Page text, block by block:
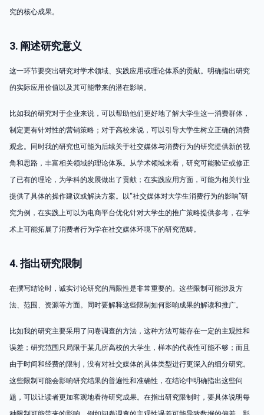
究的核心成果。
3. 阐述研究意义
这一环节要突出研究对学术领域、实践应用或理论体系的贡献。明确指出研究
的实际应用价值以及其可能带来的潜在影响。
比如我的研究对于企业来说，可以帮助他们更好地了解大学生这一消费群体，
制定更有针对性的营销策略；对于高校来说，可以引导大学生树立正确的消费
观念。同时我的研究也可能为后续关于社交媒体与消费行为的研究提供新的视
角和思路，丰富相关领域的理论体系。从学术领域来看，研究可能验证或修正
了已有的理论，为学科的发展做出了贡献；在实践应用方面，可能为相关行业
提供了具体的操作建议或解决方案。以“社交媒体对大学生消费行为的影响”研
究为例，在实践上可以为电商平台优化针对大学生的推广策略提供参考，在学
术上可能拓展了消费者行为学在社交媒体环境下的研究范畴。
4. 指出研究限制
在撰写结论时，诚实讨论研究的局限性是非常重要的。这些限制可能涉及方
法、范围、资源等方面。同时要解释这些限制如何影响成果的解读和推广。
比如我的研究主要采用了问卷调查的方法，这种方法可能存在一定的主观性和
误差；研究范围只局限于某几所高校的大学生，样本的代表性可能不够；而且
由于时间和经费的限制，没有对社交媒体的具体类型进行更深入的细分研究。
这些限制可能会影响研究结果的普遍性和准确性，在结论中明确指出这些问
题，可以让读者更加客观地看待研究成果。在指出研究限制时，要具体说明每